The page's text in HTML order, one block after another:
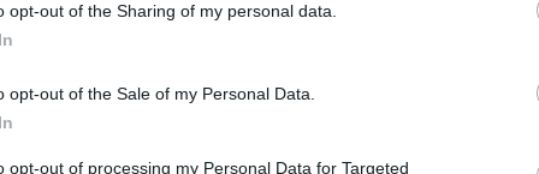
opt-out of the Sharing of my personal data.
opt-out of the Sale of my Personal Data.
opt-out of processing my Personal Data for Targeted
απόκλιση της μέγιστης θερμοκρασίας ήταν -0,4 °C, με
κάτω από τα κανονικά για την εποχή
18 ημέρες του μήνα ήταν κάτω από τη μέση τιμή της
θερμοκρασία να παρουσιάζει απόκλιση -1,2 °C από